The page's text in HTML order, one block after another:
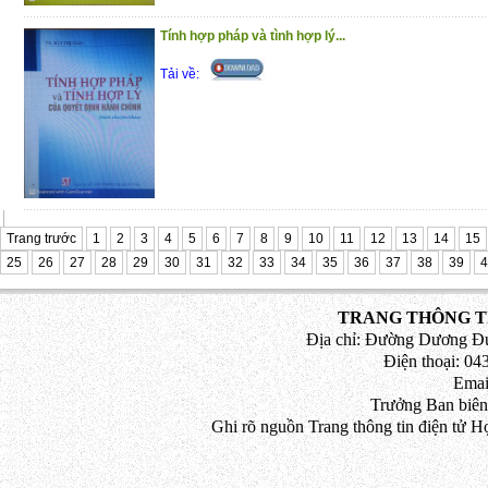
Các Hình Thức Khen Thưởng;
Phần V. Quy Định Về Tổ Chức Ngày
Tặng, Đón Nhận Hình Thức Khen
Cuốn sách có giá trị thực tiễn, hy vọng
thiết đối với lãnh đạo và cán bộ, công
các cơ quan, ban ngành, đoàn thể
Trân trọng giới thiệu đến bạn đọc !
(15/1/2021)
Tính hợp pháp và tình hợp lý...
Tải về:
Trang trước 1 2 3 4 5 6 7 8 9 10 11 12 13 14
15
25
26 27 28 29 30 31 32 33 34 35 36 37 38 39
TRANG THÔNG
Địa chỉ: Đường Dương
Điện thoại:
Trưởng Ban
Ghi rõ nguồn Trang thông tin điện tử